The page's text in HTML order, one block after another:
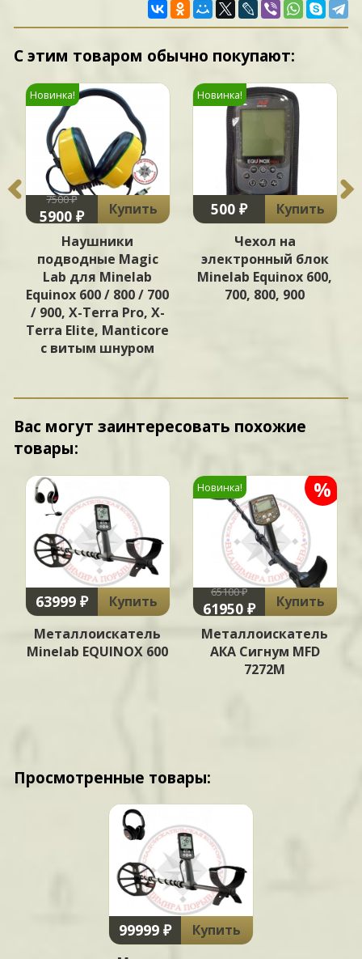
С этим товаром обычно покупают:
Новинка!
7500 ₽
5900 ₽
Купить
Наушники
подводные Magic
Lab для Minelab
Equinox 600 / 800 / 700
/ 900, X-Terra Pro, X-
Terra Elite, Manticore
с витым шнуром
Новинка!
500 ₽
Купить
Чехол на
электронный блок
Minelab Equinox 600,
700, 800, 900
Вас могут заинтересовать похожие
товары:
63999 ₽
Купить
Металлоискатель
Minelab EQUINOX 600
%
Новинка!
65100 ₽
61950 ₽
Купить
Металлоискатель
АКА Сигнум MFD
7272М
Просмотренные товары:
99999 ₽
Купить